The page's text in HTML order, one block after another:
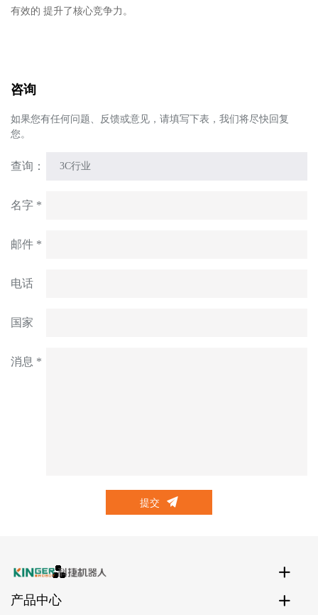
有效的 提升了核心竞争力。
咨询
如果您有任何问题、反馈或意见，请填写下表，我们将尽快回复
您。
查询：
名字 *
邮件 *
电话
国家
消息 *
提交
产品中心